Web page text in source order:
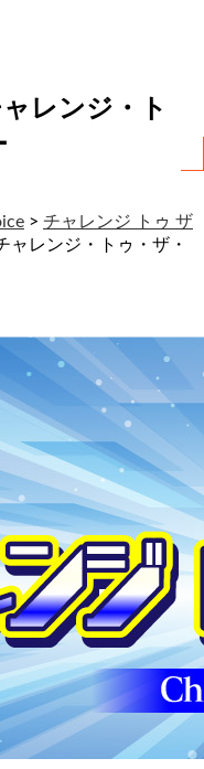
レンジ・ト
> チャレンジ トゥ ザ
ャレンジ・トゥ・ザ・